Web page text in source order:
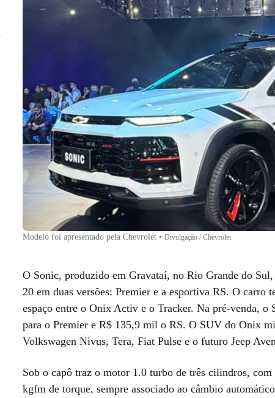
Modelo foi apresentado pela Chevrolet • Divulgação / Chevrolet
O Sonic, produzido em Gravataí, no Rio Grande do
20 em duas versões: Premier e a esportiva RS. O carro
espaço entre o Onix Activ e o Tracker. Na pré-venda, o
para o Premier e R$ 135,9 mil o RS. O SUV do Onix
Volkswagen Nivus, Tera, Fiat Pulse e o futuro Jeep
Sob o capô traz o motor 1.0 turbo de três cilindros,
kgfm de torque, sempre associado ao câmbio